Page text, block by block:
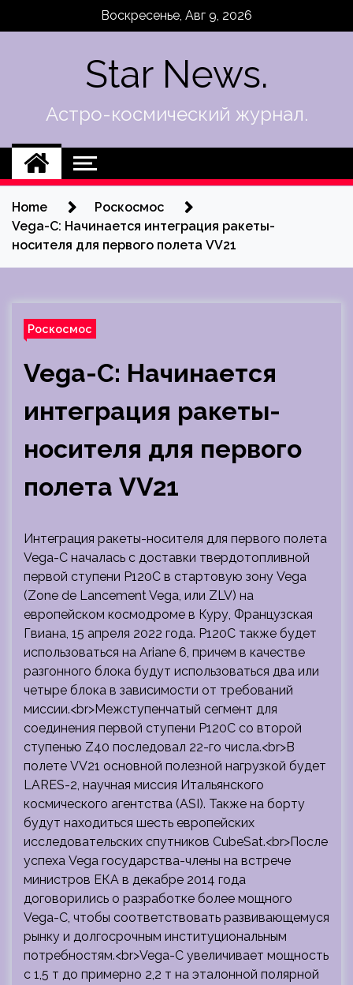
Воскресенье, Авг 9, 2026
Star News.
Астро-космический журнал.
Home
Роскосмос
Vega-C: Начинается интеграция ракеты-
носителя для первого полета VV21
Роскосмос
Vega-C: Начинается
интеграция ракеты-
носителя для первого
полета VV21
Интеграция ракеты-носителя для первого полета
Vega-C началась с доставки твердотопливной
первой ступени P120C в стартовую зону Vega
(Zone de Lancement Vega, или ZLV) на
европейском космодроме в Куру, Французская
Гвиана, 15 апреля 2022 года. P120C также будет
использоваться на Ariane 6, причем в качестве
разгонного блока будут использоваться два или
четыре блока в зависимости от требований
миссии.<br>Межступенчатый сегмент для
соединения первой ступени P120C со второй
ступенью Z40 последовал 22-го числа.<br>В
полете VV21 основной полезной нагрузкой будет
LARES-2, научная миссия Итальянского
космического агентства (ASI). Также на борту
будут находиться шесть европейских
исследовательских спутников CubeSat.<br>После
успеха Vega государства-члены на встрече
министров ЕКА в декабре 2014 года
договорились о разработке более мощного
Vega-C, чтобы соответствовать развивающемуся
рынку и долгосрочным институциональным
потребностям.<br>Vega-C увеличивает мощность
с 1,5 т до примерно 2,2 т на эталонной полярной